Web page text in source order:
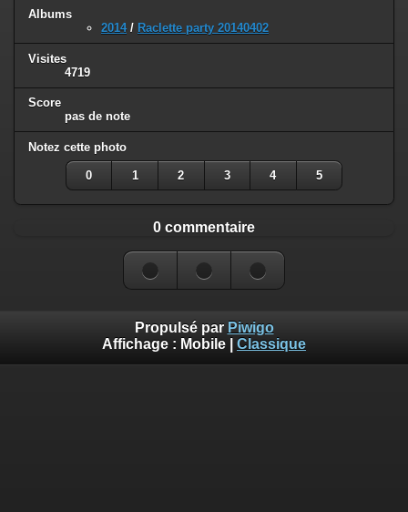
Albums
2014/ Raclette party 20140402
Visites
4719
Score
pas de note
Notez cette photo
0 1 2 3 4 5
0 commentaire
Propulsé par Piwigo
Affichage : Mobile Classique